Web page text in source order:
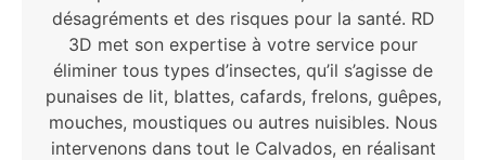
désagréments et des risques pour la santé. RD
3D met son expertise à votre service pour
éliminer tous types d’insectes, qu’il s’agisse de
punaises de lit, blattes, cafards, frelons, guêpes,
mouches, moustiques ou autres nuisibles. Nous
intervenons dans tout le Calvados, en réalisant